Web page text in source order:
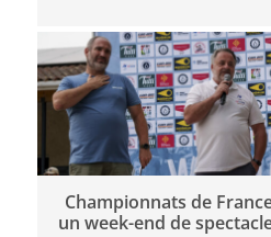
Championnats de
un week-end de